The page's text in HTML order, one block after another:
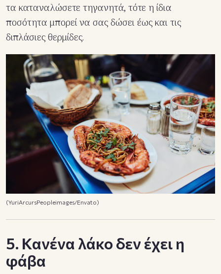
τα καταναλώσετε τηγανητά, τότε η ίδια
ποσότητα μπορεί να σας δώσει έως και τις
διπλάσιες θερμίδες.
(YuriArcursPeopleimages/Envato)
5. Κανένα λάκο δεν έχει η
φάβα